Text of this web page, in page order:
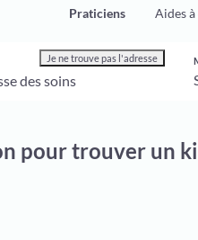
Praticiens Aides
Je ne trouve pas l'adresse
pour trouver un